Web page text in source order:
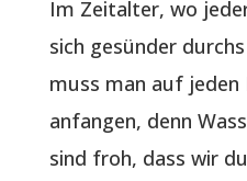
Im Zeitalter, wo
sich gesünder
muss man auf jeden
anfangen, denn
sind froh, dass wir